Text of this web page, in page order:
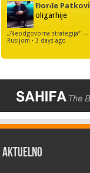
Đorđe
oligarhije
„Neodgovorna strategija“ —
Rusijom ·3 days ago
AKTUELNO